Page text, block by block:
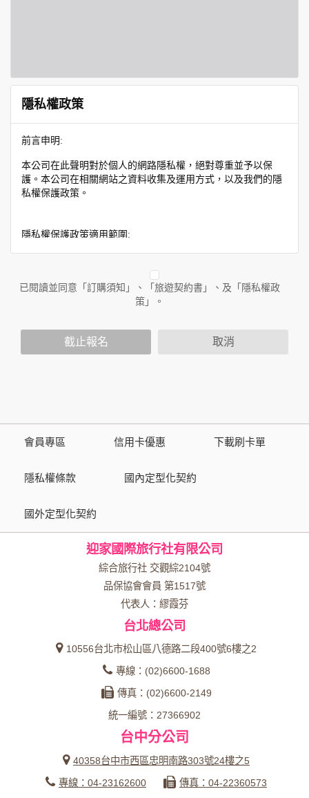
隱私權政策
前言申明:
本公司在此聲明對於個人的網路隱私權，絕對尊重並予以保
護。本公司在相關網站之資料收集及運用方式，以及我們的隱
私權保護政策。
隱私權保護政策適用範圍:
務時收集到的身份識別資料，也包括本公司如何處理在商業合
作與本公司合作時分享的任何身份識別資料。隱私權保護政策
不適用於本公司以外的公司或網站群，與非本站所僱用或管理
放連結的廠商也可能蒐集您個人的資料。對於您主動提供的個
人資訊，這些廣告廠商或連結網站有其個別的隱私權保護政
策，其資料處理措施不適用於本公司隱私權保護政策。
資料的蒐集與使用方式:
為了在本網站提供您最佳的互動性服務，可能會請您提供相關
本網站在您使用服務信箱、問卷調查等互動性功能時，會保留
於一般瀏覽時，伺服器會自行記錄相關行徑，包括您使用連線
設備的 IP 位址、使用時間、使用的瀏覽器、瀏覽及點選資料記
錄等，做為我們增進網站服務的參考依據，此記錄為內部應
用，決不對外公布。
為提供精確的服務，我們會將收集的問卷調查內容進行統計與
分析，分析結果之統計數據或說明文字呈現，除供內部研究
外，我們會視需要公佈統計數據及說明文字，但不涉及特定個
除非取得您的同意或其他法令之特別規定，本網站絕不會將您
的個人資料揭露予第三人或使用於蒐集目的以外之其他用途。
贈獎時，本網站會收集您的個人識別資料，本網站也可以從商
當客戶在本網站註冊時，我們會取得您的姓名、電話、住址、
身份證字號、電子郵件、出生日期、性別、行業等相關資料，
已閱讀並同意「訂購須知」、「旅遊契約書」、及「隱私權政
策」。
截止報名 取消
會員專區 信用卡優惠 下載刷卡單
隱私權條款 國內定型化契約
國外定型化契約
迎家國際旅行社有限公司
綜合旅行社 交觀綜2104號
品保協會會員 第1517號
代表人：繆霞芬
台北總公司
10556台北市松山區八德路二段400號6樓之2
專線：(02)6600-1688
傳真：(02)6600-2149
統一編號：27366902
台中分公司
40358台中市西區忠明南路303號24樓之5
專線：04-23162600
傳真：04-22360573